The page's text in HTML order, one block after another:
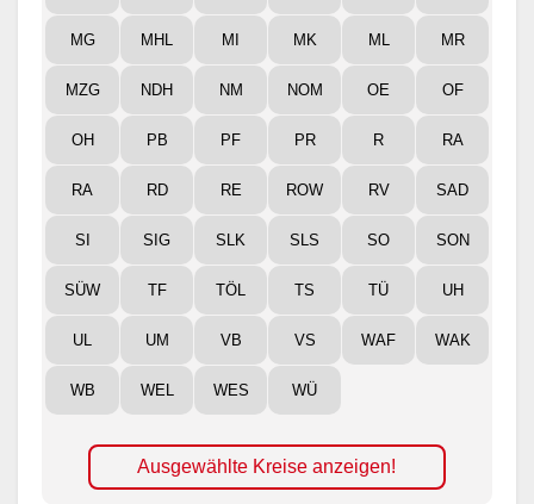
MG MHL MI MK ML MR
MZG NDH NM NOM OE OF
OH PB PF PR R RA
RA RD RE ROW RV SAD
SI SIG SLK SLS SO SON
SÜW TF TÖL TS TÜ UH
UL UM VB VS WAF WAK
WB WEL WES WÜ
Ausgewählte Kreise anzeigen!